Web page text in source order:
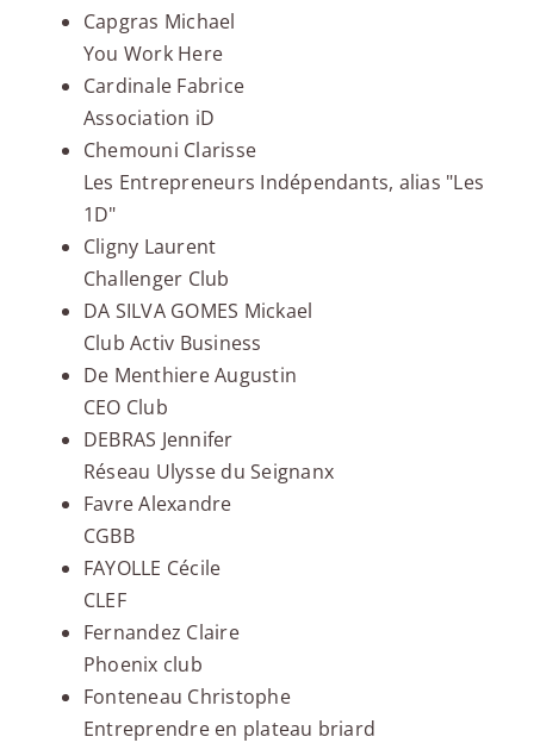
Capgras Michael
You Work Here
Cardinale Fabrice
Association iD
Chemouni Clarisse
Les Entrepreneurs Indépendants, alias "Les
1D"
Cligny Laurent
Challenger Club
DA SILVA GOMES Mickael
Club Activ Business
De Menthiere Augustin
CEO Club
DEBRAS Jennifer
Réseau Ulysse du Seignanx
Favre Alexandre
CGBB
FAYOLLE Cécile
CLEF
Fernandez Claire
Phoenix club
Fonteneau Christophe
Entreprendre en plateau briard